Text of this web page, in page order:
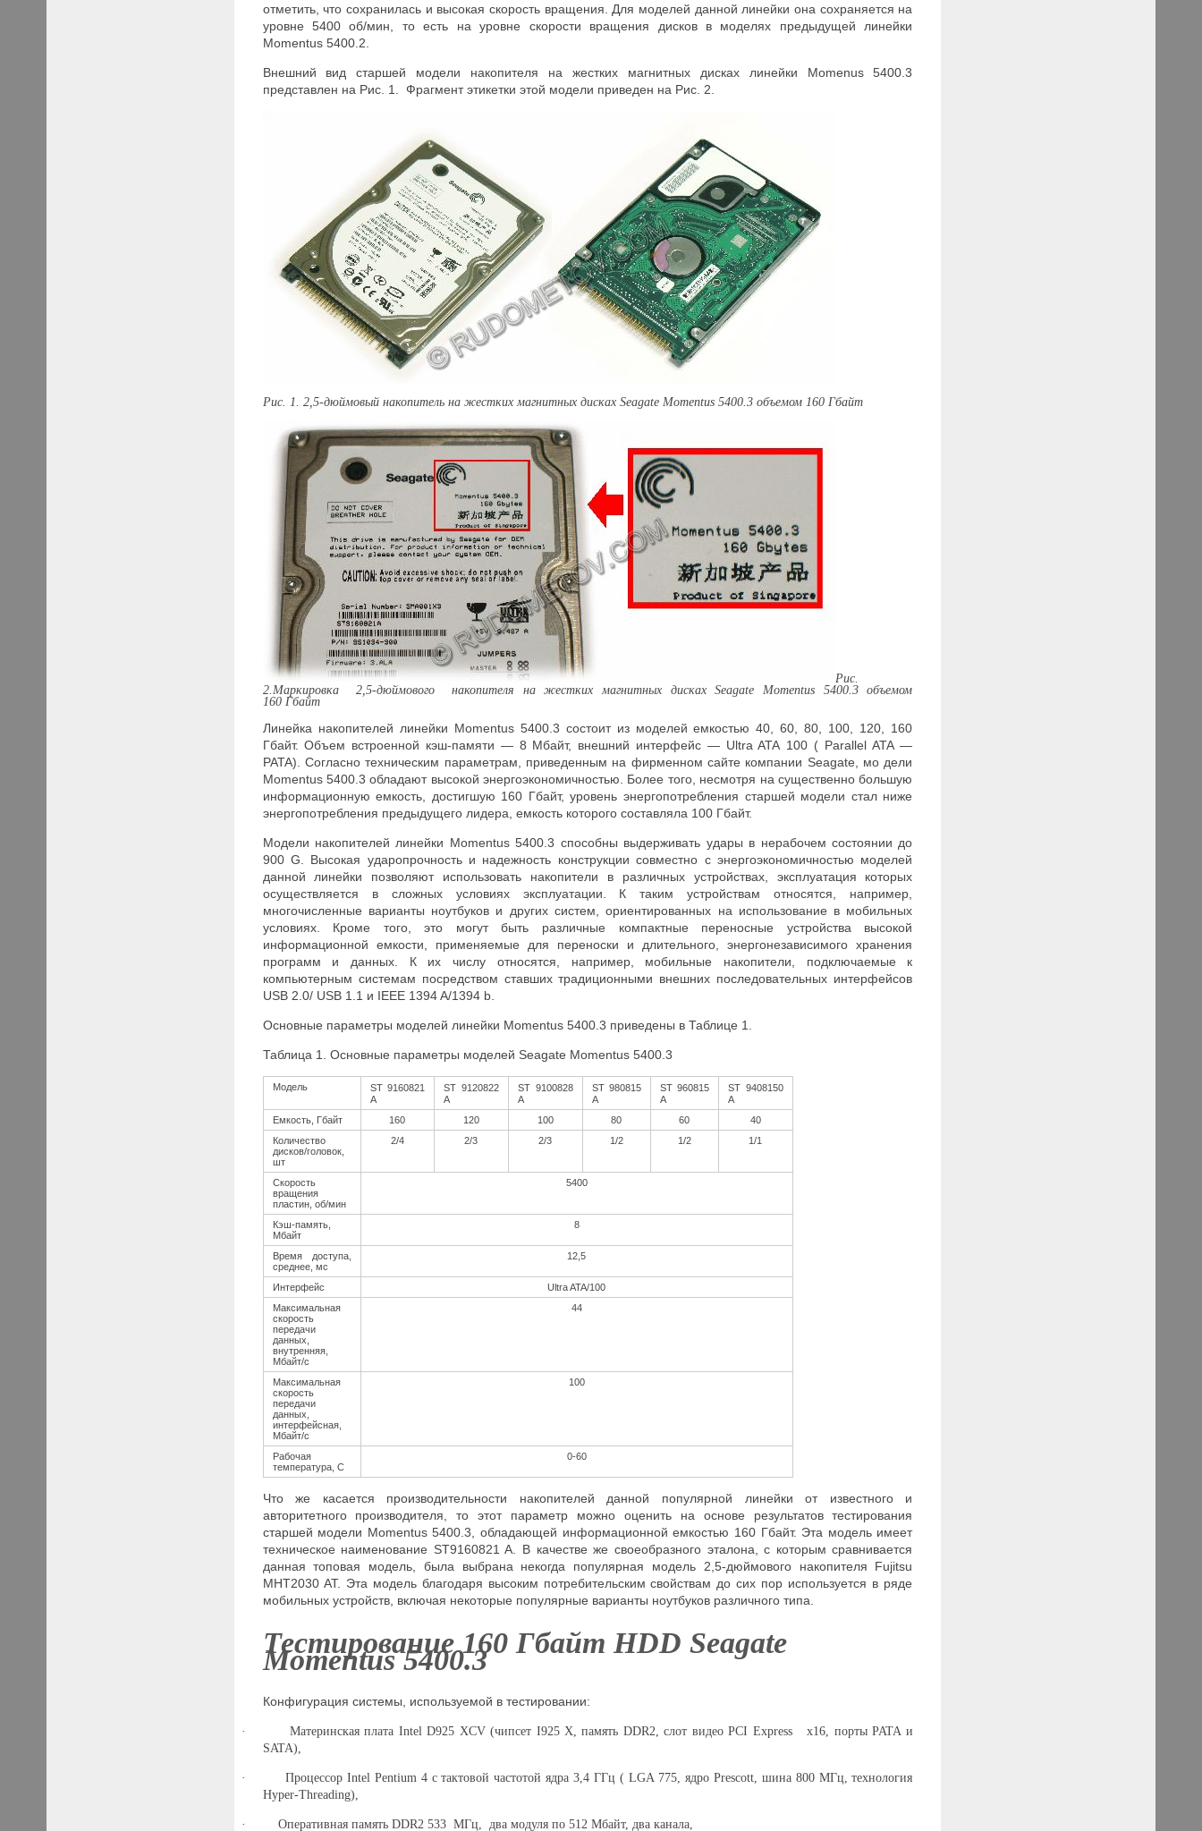
отметить, что сохранилась и высокая скорость вращения. Для моделей данной линейки она сохраняется на
уровне 5400 об/мин, то есть на уровне скорости вращения дисков в моделях предыдущей линейки
Momentus5400.2.
Внешний вид старшей модели накопителя на жестких магнитных дисках линейки Momenus5400.3
представлен на Рис. 1. Фрагмент этикетки этой модели приведен на Рис. 2.
Рис. 1. 2,5-дюймовый накопитель на жестких магнитных дисках Seagate Momentus 5400.3 объемом 160 Гбайт
Рис.
2.Маркировка 2,5-дюймового накопителя на жестких магнитных дисках Seagate Momentus 5400.3 объемом
160 Гбайт
Линейка накопителей линейки Momentus 5400.3 состоит из моделей емкостью40, 60, 80, 100, 120, 160
Гбайт. Объем встроенной кэш-памяти — 8 Мбайт, внешний интерфейс — Ultra ATA 100 ( Parallel ATA—
PATA). Согласно техническим параметрам, приведенным на фирменном сайте компании Seagate , мо дели
Momentus 5400.3 обладают высокой энергоэкономичностью. Более того, несмотря на существенно большую
информационную емкость, достигшую 160 Гбайт, уровень энергопотребления старшей модели стал ниже
энергопотребления предыдущего лидера, емкость которого составляла 100 Гбайт.
Модели накопителей линейки Momentus5400.3 способны выдерживать удары в нерабочем состоянии до
900 G. Высокая ударопрочность и надежность конструкции совместно с энергоэкономичностью моделей
данной линейки позволяют использовать накопители в различных устройствах, эксплуатация которых
осуществляется в сложных условиях эксплуатации. К таким устройствам относятся, например,
многочисленные варианты ноутбуков и других систем, ориентированных на использование в мобильных
условиях. Кроме того, это могут быть различные компактные переносные устройства высокой
информационной емкости, применяемые для переноски и длительного, энергонезависимого хранения
программ и данных. К их числу относятся, например, мобильные накопители, подключаемые к
компьютерным системам посредством ставших традиционными внешних последовательных интерфейсов
USB 2.0/ USB 1.1 и IEEE 1394 A/1394 b.
Основные параметры моделей линейки Momentus5400.3 приведены в Таблице 1.
Таблица 1. Основные параметры моделей Seagate Momentus 5400.3
Модель ST 9160821
A
ST 9120822
A
ST 9100828
A
ST 980815
A
ST 960815
A
ST 9408150
A
Емкость, Гбайт
160 120 100 80 60
40
Количество
дисков/головок,
шт
2/4 2/3 2/3 1/2 1/2 1/1
Скорость
вращения
пластин, об/мин
5400
Кэш-память,
Мбайт
8
Время доступа,
среднее, мс
12,5
Интерфейс
Ultra ATA/100
Максимальная
скорость
передачи
данных,
внутренняя,
Мбайт/с
44
Максимальная
скорость
передачи
данных,
интерфейсная,
Мбайт/с
100
Рабочая
температура, С
0-60
Что же касается производительности накопителей данной популярной линейки от известного и
авторитетного производителя, то этот параметр можно оценить на основе результатов тестирования
старшей модели Momentus5400.3, обладающей информационной емкостью 160 Гбайт. Эта модель имеет
техническое наименование ST9160821 A. В качестве же своеобразного эталона, с которым сравнивается
данная топовая модель, была выбрана некогда популярная модель 2,5-дюймового накопителя
Fujitsu
MHT2030 AT. Эта модель благодаря высоким потребительским свойствам до сих пор используется в ряде
мобильных устройств, включая некоторые популярные варианты ноутбуков различного типа.
Тестирование 160 Гбайт HDD Seagate
Momentus5400.3
Конфигурация системы, используемой в тестировании:
· Материнская плата Intel D925 XCV(чипсет I925 X, память DDR2, слот видео PCI Express x16, порты PATA и
SATA),
· Процессор Intel Pentium 4 с тактовой частотой ядра 3,4 ГГц ( LGA775, ядро Prescott, шина 800 МГц, технология
Hyper-Threading),
· Оперативная память DDR2 533 МГц, два модуля по 512 Мбайт, два канала,